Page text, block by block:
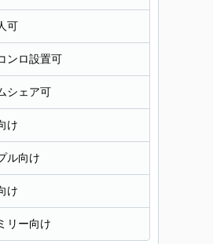
可
ンロ設置可
シェア可
け
ル向け
け
リー向け